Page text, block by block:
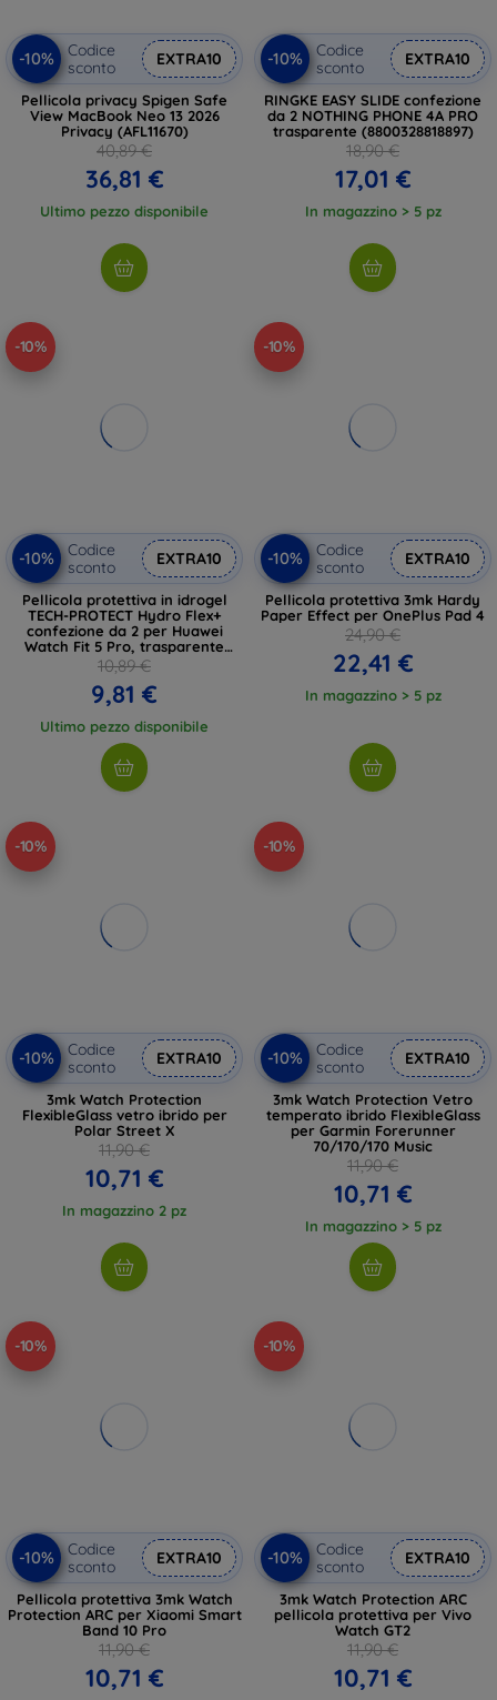
-10%
Codice
sconto
EXTRA10
Pellicola privacy Spigen Safe
View MacBook Neo 13 2026
Privacy (AFL11670)
40,89 €
36,81 €
Ultimo pezzo disponibile
-10%
Codice
sconto
EXTRA10
RINGKE EASY SLIDE confezione
da 2 NOTHING PHONE 4A PRO
trasparente (8800328818897)
18,90 €
17,01 €
In magazzino > 5 pz
-10%
-10%
Codice
sconto
EXTRA10
Pellicola protettiva in idrogel
TECH-PROTECT Hydro Flex+
confezione da 2 per Huawei
Watch Fit 5 Pro, trasparente
(5906302323852)
10,89 €
9,81 €
Ultimo pezzo disponibile
-10%
-10%
Codice
sconto
EXTRA10
Pellicola protettiva 3mk Hardy
Paper Effect per OnePlus Pad 4
24,90 €
22,41 €
In magazzino > 5 pz
-10%
-10%
Codice
sconto
EXTRA10
3mk Watch Protection
FlexibleGlass vetro ibrido per
Polar Street X
11,90 €
10,71 €
In magazzino 2 pz
-10%
-10%
Codice
sconto
EXTRA10
3mk Watch Protection Vetro
temperato ibrido FlexibleGlass
per Garmin Forerunner
70/170/170 Music
11,90 €
10,71 €
In magazzino > 5 pz
-10%
-10%
Codice
sconto
EXTRA10
Pellicola protettiva 3mk Watch
Protection ARC per Xiaomi Smart
Band 10 Pro
11,90 €
10,71 €
-10%
-10%
Codice
sconto
EXTRA10
3mk Watch Protection ARC
pellicola protettiva per Vivo
Watch GT2
11,90 €
10,71 €